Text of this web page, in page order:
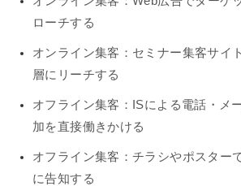
ローチする
オンライン集客：セミナー集客サイ
層にリーチする
オフライン集客：ISによる電話・メ
加を直接働きかける
オフライン集客：チラシやポスター
に告知する